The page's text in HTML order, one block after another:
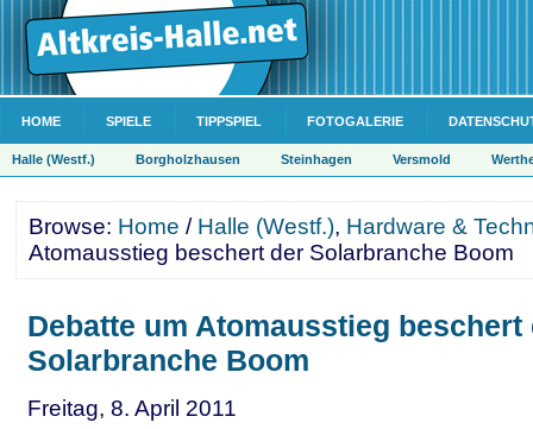
HOME SPIELE TIPPSPIEL FOTOGALERIE
Halle (Westf.) Borgholzhausen Steinhagen Versmold
Browse: Home / Halle (Westf.), Hardware &
Atomausstieg beschert der Solarbranche Boom
Debatte um Atomausstieg beschert
Solarbranche Boom
Freitag, 8. April 2011